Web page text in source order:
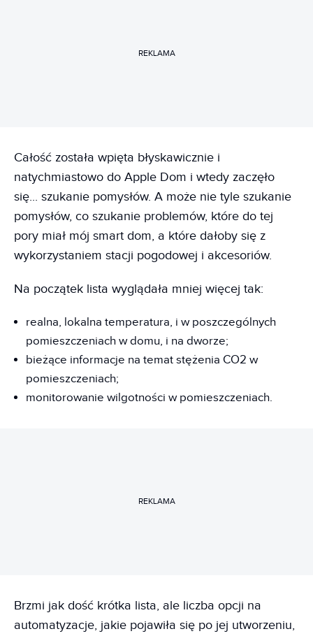
REKLAMA
Całość została wpięta błyskawicznie i
natychmiastowo do Apple Dom i wtedy zaczęło
się... szukanie pomysłów. A może nie tyle szukanie
pomysłów, co szukanie problemów, które do tej
pory miał mój smart dom, a które dałoby się z
wykorzystaniem stacji pogodowej i akcesoriów.
Na początek lista wyglądała mniej więcej tak:
realna, lokalna temperatura, i w poszczególnych
pomieszczeniach w domu, i na dworze;
bieżące informacje na temat stężenia CO2 w
pomieszczeniach;
monitorowanie wilgotności w pomieszczeniach.
REKLAMA
Brzmi jak dość krótka lista, ale liczba opcji na
automatyzacje, jakie pojawiła się po jej utworzeniu,